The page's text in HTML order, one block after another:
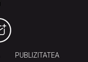
PUBLIZITATEA